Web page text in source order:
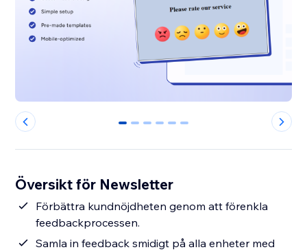
0 1 2 3 4 5
Översikt för Newsletter
Förbättra kundnöjdheten genom att förenkla
feedbackprocessen.
Samla in feedback smidigt på alla enheter med